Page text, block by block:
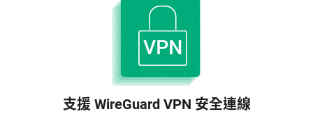
支援 WireGuard VPN 安全連線